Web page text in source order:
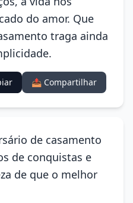
do amor. Que
traga ainda
📤 Compartilhar
de casamento
de conquistas e
de que o melhor